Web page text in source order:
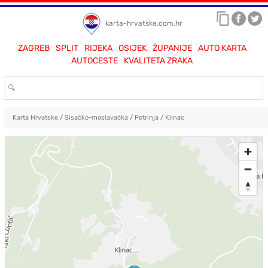
karta-hrvatske.com.hr
ZAGREB SPLIT RIJEKA OSIJEK ŽUPANIJE
AUTO KARTA
AUTOCESTE
KVALITETA ZRAKA
Karta Hrvatske/ Sisačko-moslavačka/ Petrinja/ Klinac